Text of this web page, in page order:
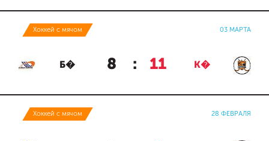
Хоккей с мячом 03 МАРТА
Б� 8 : 11 К�
Хоккей с мячом 28 ФЕВРАЛЯ